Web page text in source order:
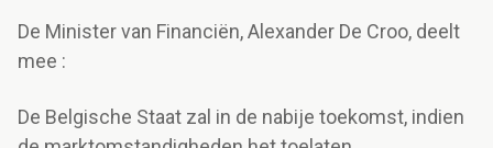
De Minister van Financiën, Alexander De Croo, deelt
mee :
De Belgische Staat zal in de nabije toekomst, indien